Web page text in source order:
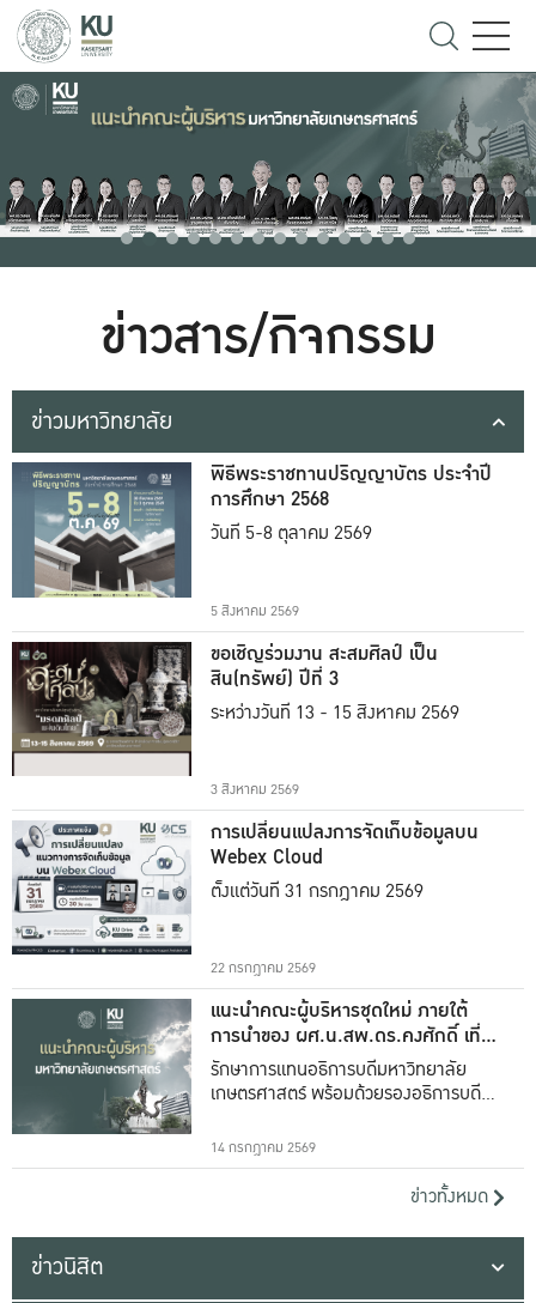
ข่าวสาร/กิจกรรม
ข่าวมหาวิทยาลัย
พิธีพระราชทานปริญญาบัตร ประจำปี
การศึกษา 2568
วันที่ 5-8 ตุลาคม 2569
5 สิงหาคม 2569
ขอเชิญร่วมงาน สะสมศิลป์ เป็น
สิน(ทรัพย์) ปีที่ 3
ระหว่างวันที่ 13 - 15 สิงหาคม 2569
3 สิงหาคม 2569
การเปลี่ยนแปลงการจัดเก็บข้อมูลบน
Webex Cloud
ตั้งแต่วันที่ 31 กรกฎาคม 2569
22 กรกฎาคม 2569
แนะนำคณะผู้บริหารชุดใหม่ ภายใต้
การนำของ ผศ.น.สพ.ดร.คงศักดิ์ เที่ยง
ธรรม
รักษาการแทนอธิการบดีมหาวิทยาลัย
เกษตรศาสตร์ พร้อมด้วยรองอธิการบดีทั้ง
14 กรกฎาคม 2569
ข่าวทั้งหมด
ข่าวนิสิต